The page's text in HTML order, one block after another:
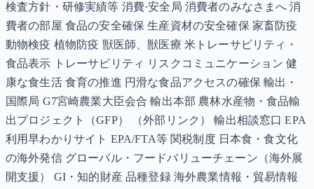
検査方針・研修実績等 消費·安全局 消費者のみなさまへ 消
費者の部屋 食品の安全確保 生産資材の安全確保 家畜防疫
動物検疫 植物防疫 獣医師、獣医療 米トレーサビリティ・
食品表示 トレーサビリティ リスクコミュニケーション 健
康な食生活 食育の推進 円滑な食品アクセスの確保 輸出・
国際局 G7宮崎農業大臣会合 輸出本部 農林水産物・食品輸
出プロジェクト（GFP） （外部リンク） 輸出相談窓口 EPA
利用早わかりサイト EPA/FTA等 関税制度 日本食・食文化
の海外発信 グローバル・フードバリューチェーン（海外展
開支援） GI・知的財産 品種登録 海外農業情報・貿易情報